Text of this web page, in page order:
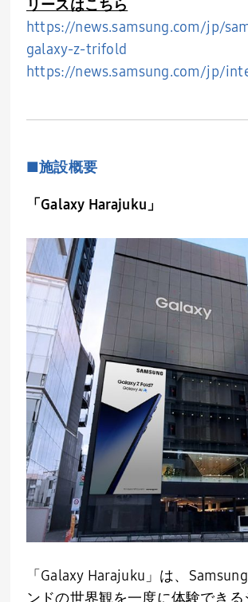
リースはこちら
https://news.samsung.com/jp/
galaxy-z-trifold
https://news.samsung.com/jp/
■施設概要
「Galaxy Harajuku」
「 Galaxy Harajuku 」は、
ンドの世界観を一度に体験できる